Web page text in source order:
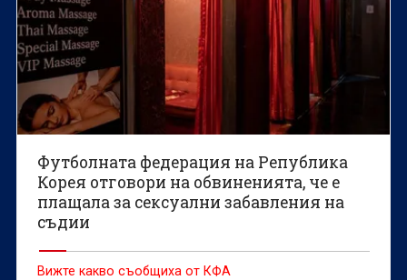
Футболната федерация на Република
Корея отговори на обвиненията, че е
плащала за сексуални забавления на
съдии
Вижте какво съобщиха от КФА